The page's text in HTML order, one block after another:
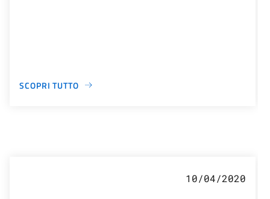
SCOPRI TUTTO
10/04/2020